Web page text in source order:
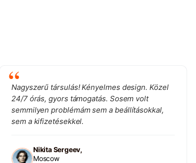
Nagyszerű társulás! Kényelmes design. Közel
24/7 órás, gyors támogatás. Sosem volt
semmilyen problémám sem a beállításokkal,
sem a kifizetésekkel.
Nikita Sergeev,
Moscow